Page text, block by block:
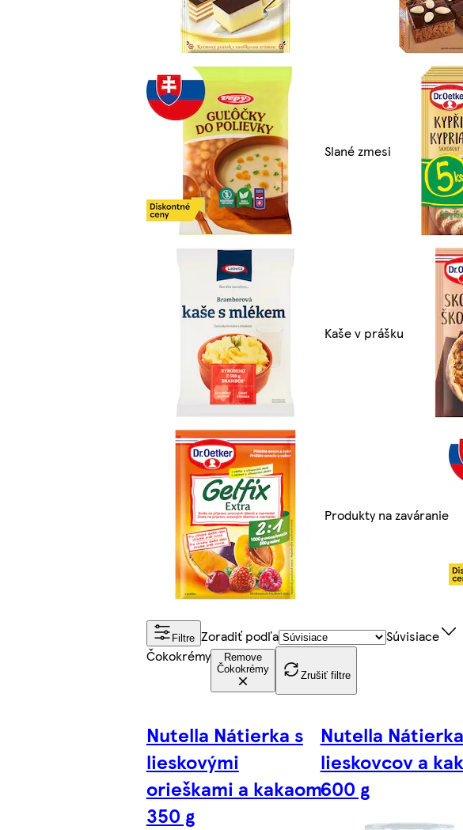
Slané zmesi
Kaše v prášku
Produkty na zaváranie
Filtre Zoradiť podľa Súvisiace
Čokokrémy
Remove
Čokokrémy
Zrušiť filtre
Nutella Nátierka s
lieskovými
orieškami a kakaom
350 g
Nutella
lieskovcov a
600 g